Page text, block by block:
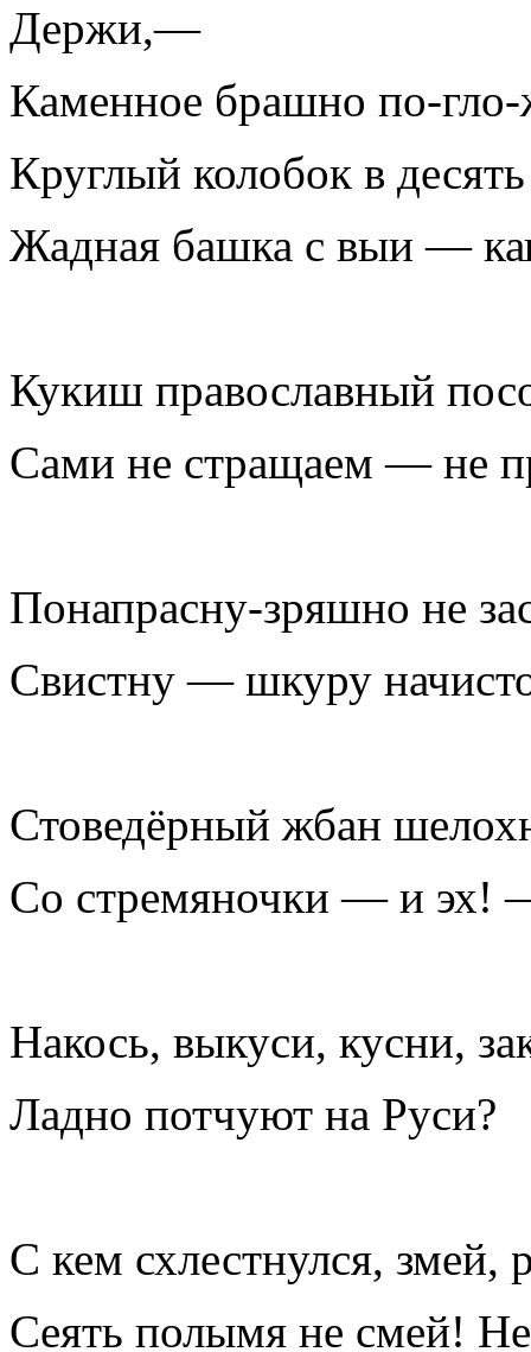
Держи,—
Каменное брашно по-
Круглый колобок в
Жадная башка с выи —
Кукиш православный
Сами не стращаем — не
Понапрасну-зряшно не
Свистну — шкуру
Стоведёрный жбан
Со стремяночки — и эх!
Накось, выкуси, кусни,
Ладно потчуют на Руси?
С кем схлестнулся, змей,
Сеять полымя не смей!